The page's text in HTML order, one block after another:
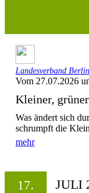
Landesverband
Vom 27.07.2026
Kleiner,
Was ändert sich
schrumpft die
mehr
17. JULI